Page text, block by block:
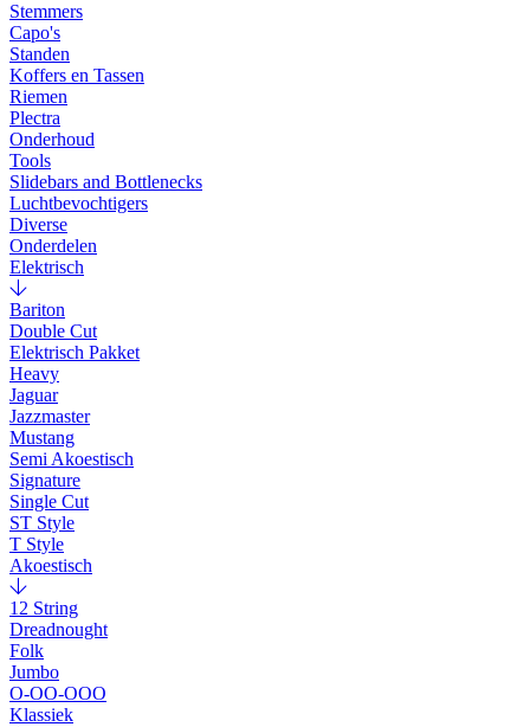
Stemmers
Capo's
Standen
Koffers en Tassen
Riemen
Plectra
Onderhoud
Tools
Slidebars and Bottlenecks
Luchtbevochtigers
Diverse
Onderdelen
Elektrisch
Bariton
Double Cut
Elektrisch Pakket
Heavy
Jaguar
Jazzmaster
Mustang
Semi Akoestisch
Signature
Single Cut
ST Style
T Style
Akoestisch
12 String
Dreadnought
Folk
Jumbo
O-OO-OOO
Klassiek